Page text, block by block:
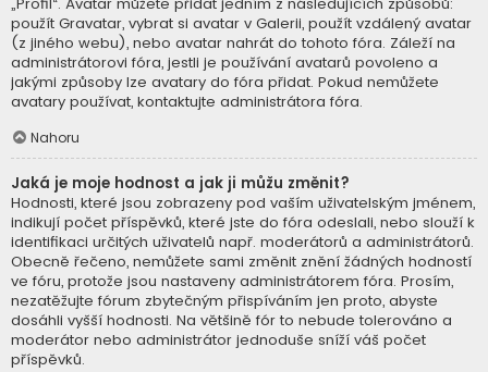
použít Gravatar, vybrat si avatar v Galerii, použít vzdálený avatar
(z jiného webu), nebo avatar nahrát do tohoto fóra. Záleží na
administrátorovi fóra, jestli je používání avatarů povoleno a
jakými způsoby lze avatary do fóra přidat. Pokud nemůžete
avatary používat, kontaktujte administrátora fóra.
Nahoru
Jaká je moje hodnost a jak ji můžu změnit?
Hodnosti, které jsou zobrazeny pod vaším uživatelským jménem,
indikují počet příspěvků, které jste do fóra odeslali, nebo slouží k
identifikaci určitých uživatelů např. moderátorů a administrátorů.
Obecně řečeno, nemůžete sami změnit znění žádných hodností
ve fóru, protože jsou nastaveny administrátorem fóra. Prosím,
nezatěžujte fórum zbytečným přispíváním jen proto, abyste
dosáhli vyšší hodnosti. Na většině fór to nebude tolerováno a
moderátor nebo administrátor jednoduše sníží váš počet
příspěvků.